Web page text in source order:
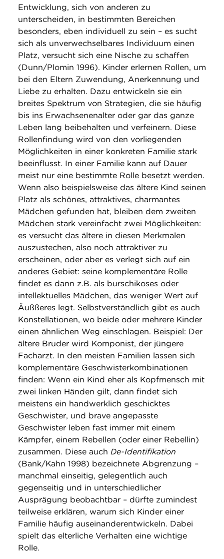
Entwicklung, sich von anderen zu
unterscheiden, in bestimmten Bereichen
besonders, eben individuell zu sein – es sucht
sich als unverwechselbares Individuum einen
Platz, versucht sich eine Nische zu schaffen
(Dunn/Plomin 1996). Kinder erlernen Rollen, um
bei den Eltern Zuwendung, Anerkennung und
Liebe zu erhalten. Dazu entwickeln sie ein
breites Spektrum von Strategien, die sie häufig
bis ins Erwachsenenalter oder gar das ganze
Leben lang beibehalten und verfeinern. Diese
Rollenfindung wird von den vorliegenden
Möglichkeiten in einer konkreten Familie stark
beeinflusst. In einer Familie kann auf Dauer
meist nur eine bestimmte Rolle besetzt werden.
Wenn also beispielsweise das ältere Kind seinen
Platz als schönes, attraktives, charmantes
Mädchen gefunden hat, bleiben dem zweiten
Mädchen stark vereinfacht zwei Möglichkeiten:
es versucht das ältere in diesen Merkmalen
auszustechen, also noch attraktiver zu
erscheinen, oder aber es verlegt sich auf ein
anderes Gebiet: seine komplementäre Rolle
findet es dann z.B. als burschikoses oder
intellektuelles Mädchen, das weniger Wert auf
Äußßeres legt. Selbstverständlich gibt es auch
Konstellationen, wo beide oder mehrere Kinder
einen ähnlichen Weg einschlagen. Beispiel: Der
ältere Bruder wird Komponist, der jüngere
Facharzt. In den meisten Familien lassen sich
komplementäre Geschwisterkombinationen
finden: Wenn ein Kind eher als Kopfmensch mit
zwei linken Händen gilt, dann findet sich
meistens ein handwerklich geschicktes
Geschwister, und brave angepasste
Geschwister leben fast immer mit einem
Kämpfer, einem Rebellen (oder einer Rebellin)
zusammen. Diese auch De-Identifikation
(Bank/Kahn 1998) bezeichnete Abgrenzung –
manchmal einseitig, gelegentlich auch
gegenseitig und in unterschiedlicher
Ausprägung beobachtbar – dürfte zumindest
teilweise erklären, warum sich Kinder einer
Familie häufig auseinanderentwickeln. Dabei
spielt das elterliche Verhalten eine wichtige
Rolle.